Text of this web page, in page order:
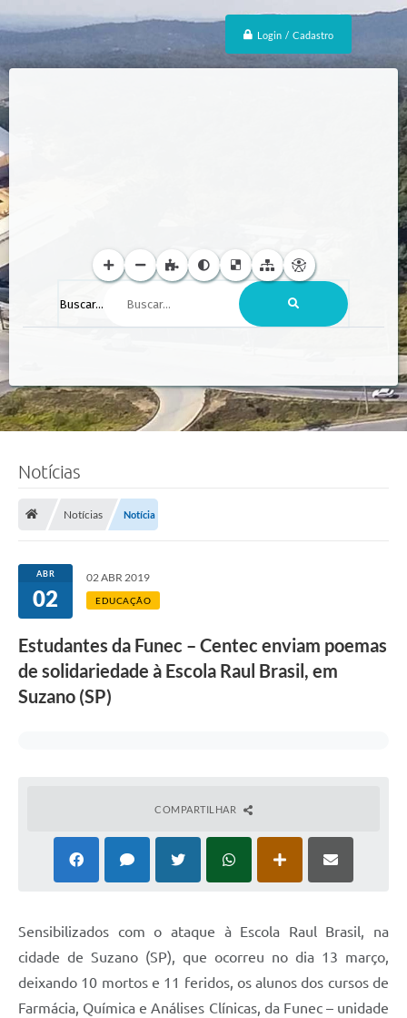
Login / Cadastro
Buscar...
Notícias
Notícias Notícia
ABR
02
02 ABR 2019
EDUCAÇÃO
Estudantes da Funec – Centec enviam poemas
de solidariedade à Escola Raul Brasil, em
Suzano (SP)
COMPARTILHAR
Sensibilizados com o ataque à Escola Raul Brasil, na
cidade de Suzano (SP), que ocorreu no dia 13 março,
deixando 10 mortos e 11 feridos, os alunos dos cursos de
Farmácia, Química e Análises Clínicas, da Funec – unidade